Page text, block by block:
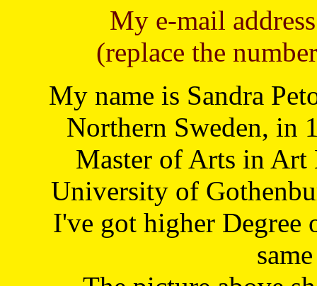
My e-mail
(replace the
My name is Sandra
Northern Sweden, in
Master of Arts in Art
University of
I've got higher Degree